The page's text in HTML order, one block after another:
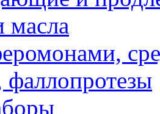
масла
фаллопротезы